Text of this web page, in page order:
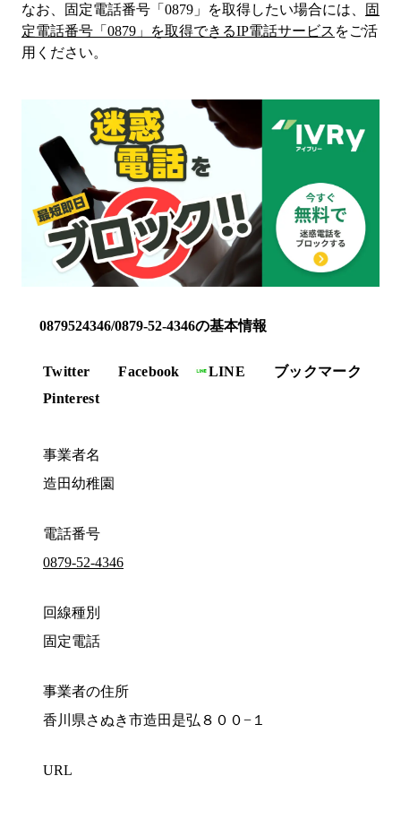
なお、固定電話番号「 0879 」を取得したい場合には、
固
定電話番号「 0879 」を取得できるIP電話サービス をご活
用ください。
0879524346/0879-52-4346の基本情報
Twitter Facebook LINE
ブックマーク
Pinterest
事業者名
造田幼稚園
電話番号
0879-52-4346
回線種別
固定電話
事業者の住所
香川県さぬき市造田是弘８００−１
URL